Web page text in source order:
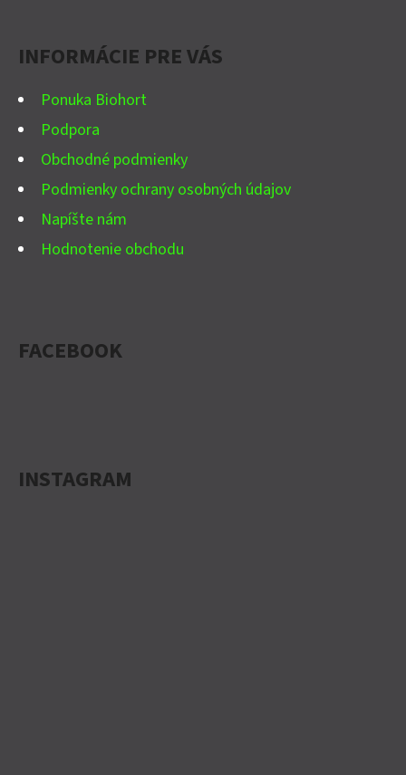
INFORMÁCIE PRE VÁS
Ponuka Biohort
Podpora
Obchodné podmienky
Podmienky ochrany osobných údajov
Napíšte nám
Hodnotenie obchodu
FACEBOOK
INSTAGRAM